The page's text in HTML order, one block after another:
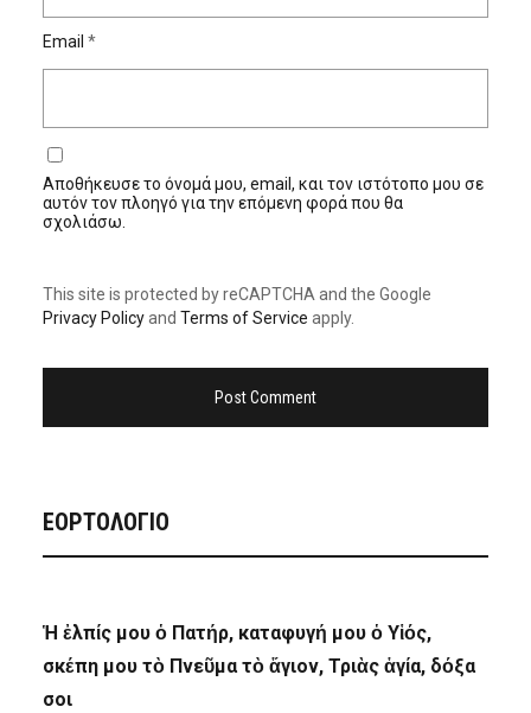
Email *
Αποθήκευσε το όνομά μου, email, και τον ιστότοπο μου σε
αυτόν τον πλοηγό για την επόμενη φορά που θα
σχολιάσω.
This site is protected by reCAPTCHA and the Google
Privacy Policyand Terms of Service apply.
ΕΟΡΤΟΛΟΓΙΟ
Ἡ ἐλπίς μου ὁ Πατήρ, καταφυγή μου ὁ Υἱός,
σκέπη μου τὸ Πνεῦμα τὸ ἅγιον, Τριὰς ἁγία, δόξα
σοι